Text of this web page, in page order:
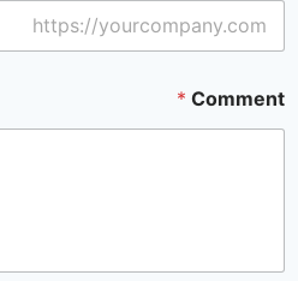
Comment
*